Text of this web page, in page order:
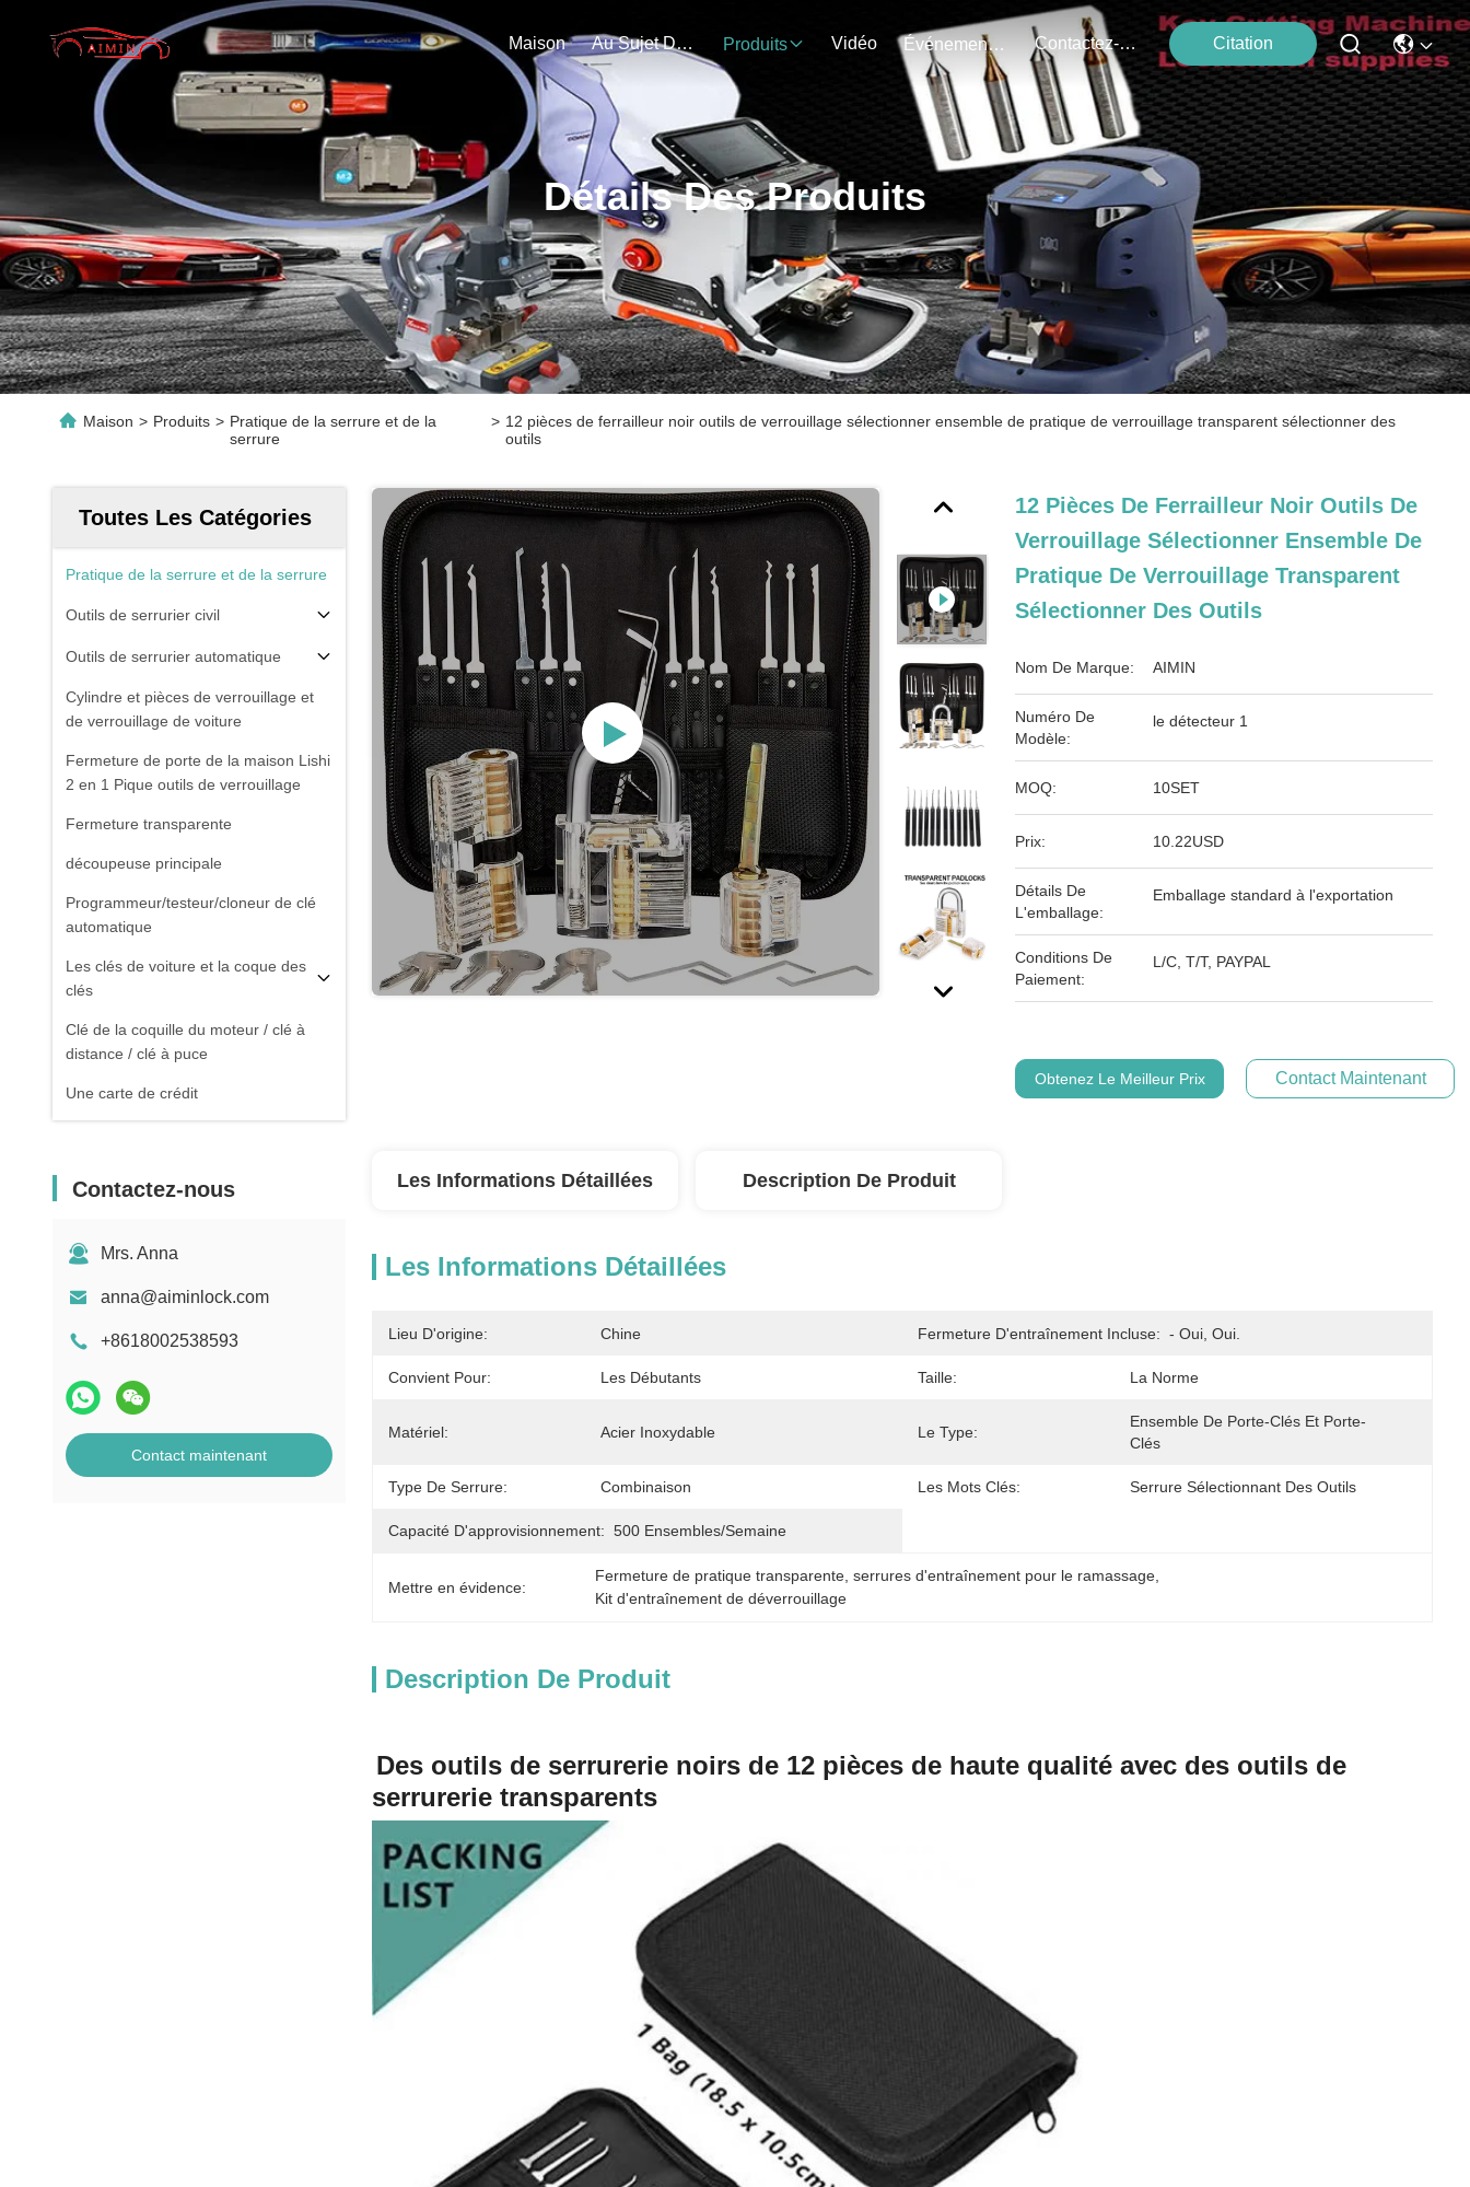
Maison Au Sujet De Nous Produits Vidéo Événements Contactez-Nous Citation
Détails Des Produits
Maison > Produits > Pratique de la serrure et de la
serrure
> 12 pièces de ferrailleur noir outils de verrouillage sélectionner ensemble de pratique de verrouillage transparent sélectionner des
outils
Toutes Les Catégories
Pratique de la serrure et de la serrure
Outils de serrurier civil
Outils de serrurier automatique
Cylindre et pièces de verrouillage et
de verrouillage de voiture
Fermeture de porte de la maison Lishi
2 en 1 Pique outils de verrouillage
Fermeture transparente
découpeuse principale
Programmeur/testeur/cloneur de clé
automatique
Les clés de voiture et la coque des
clés
Clé de la coquille du moteur / clé à
distance / clé à puce
Une carte de crédit
Contactez-nous
Mrs. Anna
anna@aiminlock.com
+8618002538593
Contact maintenant
12 Pièces De Ferrailleur Noir Outils De
Verrouillage Sélectionner Ensemble De
Pratique De Verrouillage Transparent
Sélectionner Des Outils
Nom De Marque: AIMIN
Numéro De
Modèle:
le détecteur 1
MOQ: 10SET
Prix: 10.22USD
Détails De
L'emballage:
Emballage standard à l'exportation
Conditions De
Paiement:
L/C, T/T, PAYPAL
Obtenez Le Meilleur Prix Contact Maintenant
Les Informations Détaillées Description De Produit
Les Informations Détaillées
Lieu D'origine: Chine Fermeture D'entraînement Incluse: - Oui, Oui.
Convient Pour: Les Débutants Taille: La Norme
Matériel: Acier Inoxydable Le Type:
Ensemble De Porte-Clés Et Porte-
Clés
Type De Serrure: Combinaison Les Mots Clés: Serrure Sélectionnant Des Outils
Capacité D'approvisionnement: 500 Ensembles/semaine
Mettre en évidence:
Fermeture de pratique transparente, serrures d'entraînement pour le ramassage,
Kit d'entraînement de déverrouillage
Description De Produit
Des outils de serrurerie noirs de 12 pièces de haute qualité avec des outils de
serrurerie transparents